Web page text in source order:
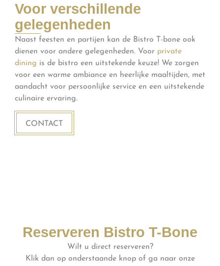
Voor verschillende
gelegenheden
Naast feesten en partijen kan de Bistro T-bone ook
dienen voor andere gelegenheden. Voor private
dining is de bistro een uitstekende keuze! We zorgen
voor een warme ambiance en heerlijke maaltijden, met
aandacht voor persoonlijke service en een uitstekende
culinaire ervaring.
CONTACT
Reserveren Bistro T-Bone
Wilt u direct reserveren?
Klik dan op onderstaande knop of ga naar onze